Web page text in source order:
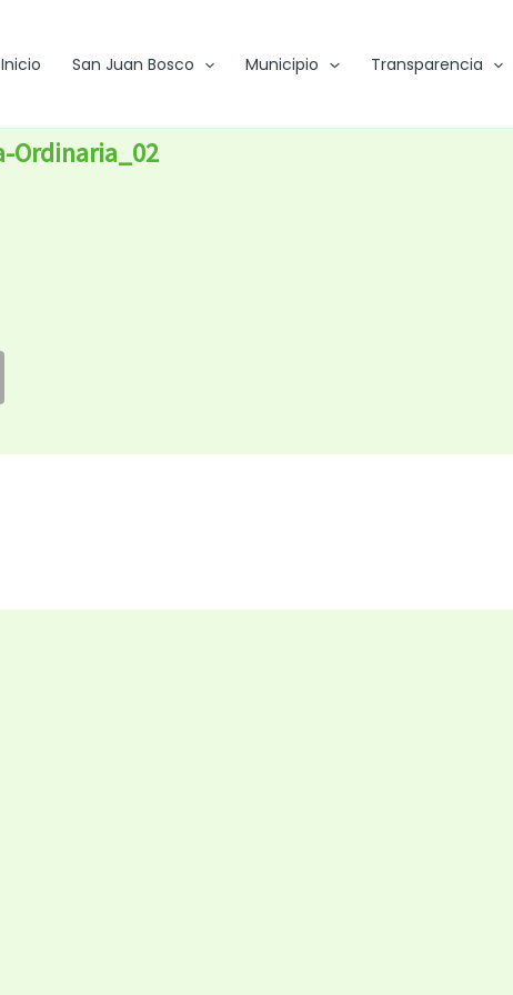
Inicio San Juan Bosco Municipio Transparencia
Ordinaria_02